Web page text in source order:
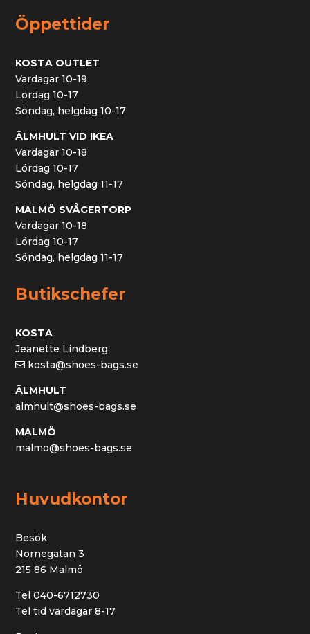
Öppettider
KOSTA OUTLET
Vardagar 10-19
Lördag 10-17
Söndag, helgdag 10-17
ÄLMHULT VID IKEA
Vardagar 10-18
Lördag 10-17
Söndag, helgdag 11-17
MALMÖ SVÅGERTORP
Vardagar 10-18
Lördag 10-17
Söndag, helgdag 11-17
Butikschefer
KOSTA
Jeanette Lindberg
kosta@shoes-bags.se
ÄLMHULT
almhult@shoes-bags.se
MALMÖ
malmo@shoes-bags.se
Huvudkontor
Besök
Nornegatan 3
215 86 Malmö
Tel 040-6712730
Tel tid vardagar 8-17